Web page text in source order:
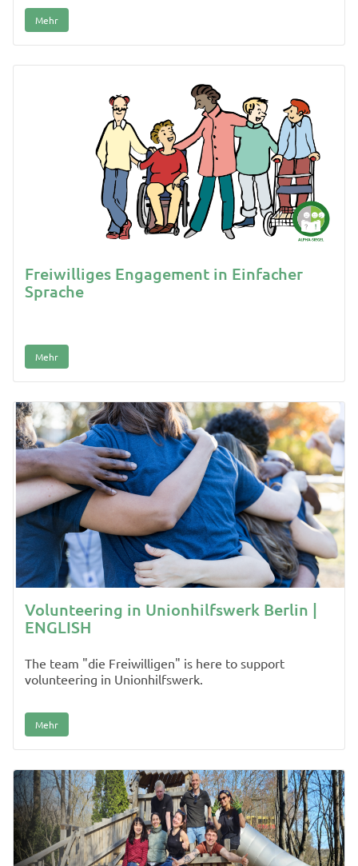
Mehr
Freiwilliges Engagement in Einfacher
Sprache
Mehr
Volunteering in Unionhilfswerk Berlin |
ENGLISH
The team "die Freiwilligen" is here to support
volunteering in Unionhilfswerk.
Mehr